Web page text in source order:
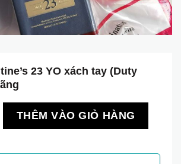
23 YO xách tay (Duty
23 YO xách tay (Duty free) chính
THÊM VÀO GIỎ HÀNG